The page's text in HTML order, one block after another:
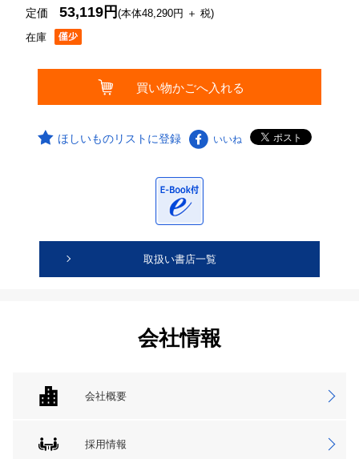
在庫
定価53,119円(本体48,290円 ＋ 税)
ほしいものリストに登録 いいね
取扱い書店一覧
会社情報
会社概要
採用情報